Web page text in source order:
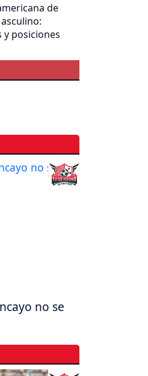
de
y posiciones
no se